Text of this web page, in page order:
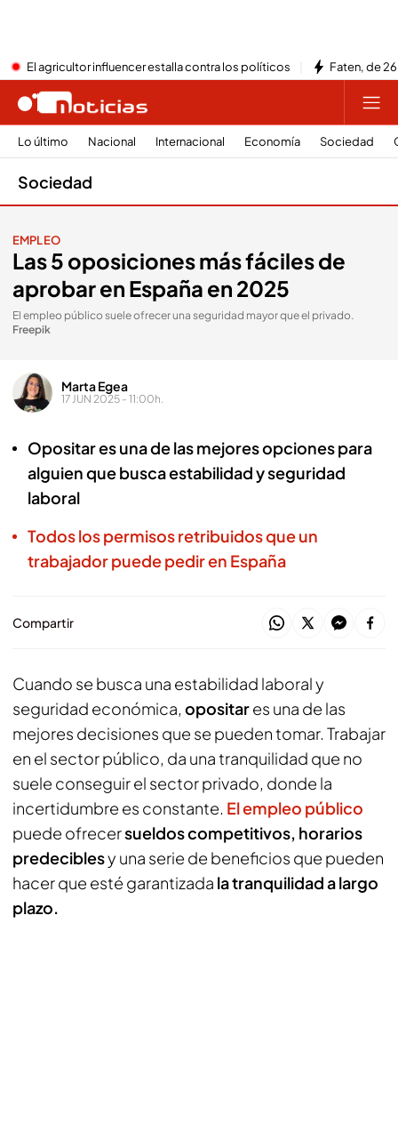
El agricultor influencer estalla contra los políticos Faten, de
Lo último Nacional Internacional Economía Sociedad
Sociedad
EMPLEO
Las 5 oposiciones más fáciles de
aprobar en España en 2025
El empleo público suele ofrecer una seguridad mayor que el privado.
Freepik
Marta Egea
17 JUN 2025 - 11:00h.
Opositar es una de las mejores opciones para
alguien que busca estabilidad y seguridad
laboral
Todos los permisos retribuidos que un
trabajador puede pedir en España
Compartir
Cuando se busca una estabilidad laboral y
seguridad económica, opositares una de las
mejores decisiones que se pueden tomar. Trabajar
en el sector público, da una tranquilidad que no
suele conseguir el sector privado, donde la
incertidumbre es constante. El empleo público
puede ofrecersueldos competitivos, horarios
predeciblesy una serie de beneficios que pueden
hacer que esté garantizada la tranquilidad a largo
plazo.